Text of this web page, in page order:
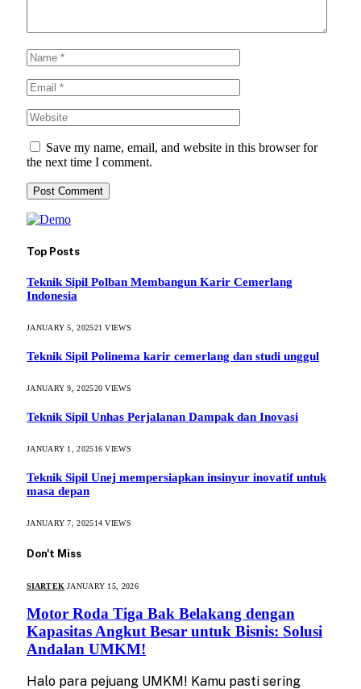
Save my name, email, and website in this browser for
the next time I comment.
Top Posts
Teknik Sipil Polban Membangun Karir Cemerlang
Indonesia
JANUARY 5, 202521VIEWS
Teknik Sipil Polinema karir cemerlang dan studi unggul
JANUARY 9, 202520VIEWS
Teknik Sipil Unhas Perjalanan Dampak dan Inovasi
JANUARY 1, 202516VIEWS
Teknik Sipil Unej mempersiapkan insinyur inovatif untuk
masa depan
JANUARY 7, 202514VIEWS
Don't Miss
SIARTEK JANUARY 15, 2026
Motor Roda Tiga Bak Belakang dengan
Kapasitas Angkut Besar untuk Bisnis: Solusi
Andalan UMKM!
Halo para pejuang UMKM! Kamu pasti sering